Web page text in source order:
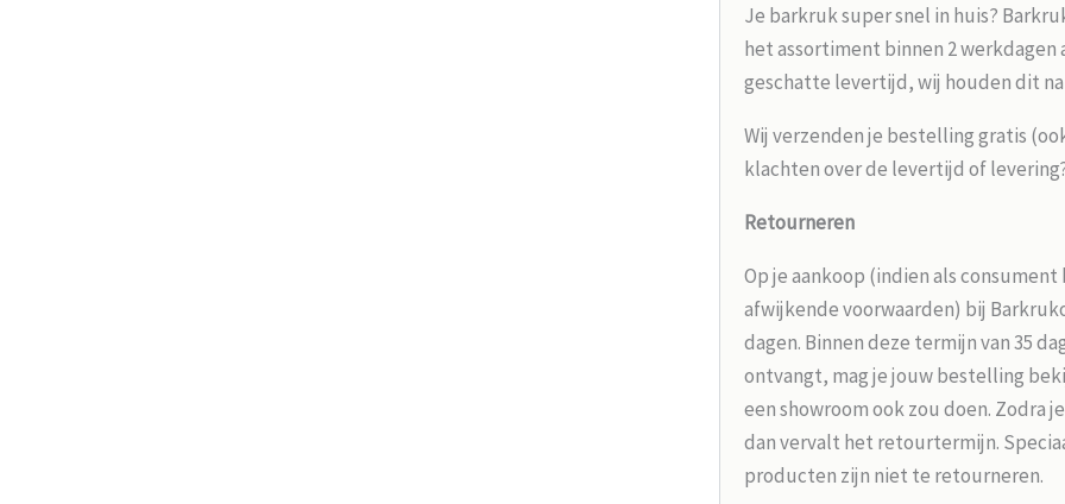
Je barkruk super snel in huis?
het assortiment binnen 2
geschatte levertijd, wij houden dit
Wij verzenden je bestelling gratis
klachten over de levertijd of
Retourneren
Op je aankoop (indien als
afwijkende voorwaarden) bij
dagen. Binnen deze termijn van 35
ontvangt, mag je jouw bestelling
een showroom ook zou doen. Zodra
dan vervalt het retourtermijn.
producten zijn niet te retourneren.